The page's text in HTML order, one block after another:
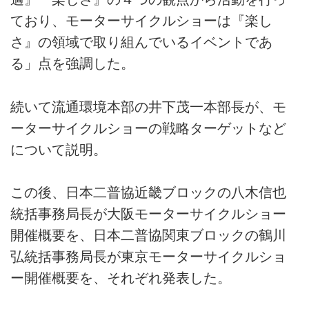
ており、モーターサイクルショーは『楽し
さ』の領域で取り組んでいるイベントであ
る」点を強調した。
続いて流通環境本部の井下茂一本部長が、モ
ーターサイクルショーの戦略ターゲットなど
について説明。
この後、日本二普協近畿ブロックの八木信也
統括事務局長が大阪モーターサイクルショー
開催概要を、日本二普協関東ブロックの鶴川
弘統括事務局長が東京モーターサイクルショ
ー開催概要を、それぞれ発表した。